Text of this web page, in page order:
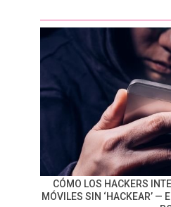
CÓMO LOS HACKERS
MÓVILES SIN ‘HACKEAR’ —